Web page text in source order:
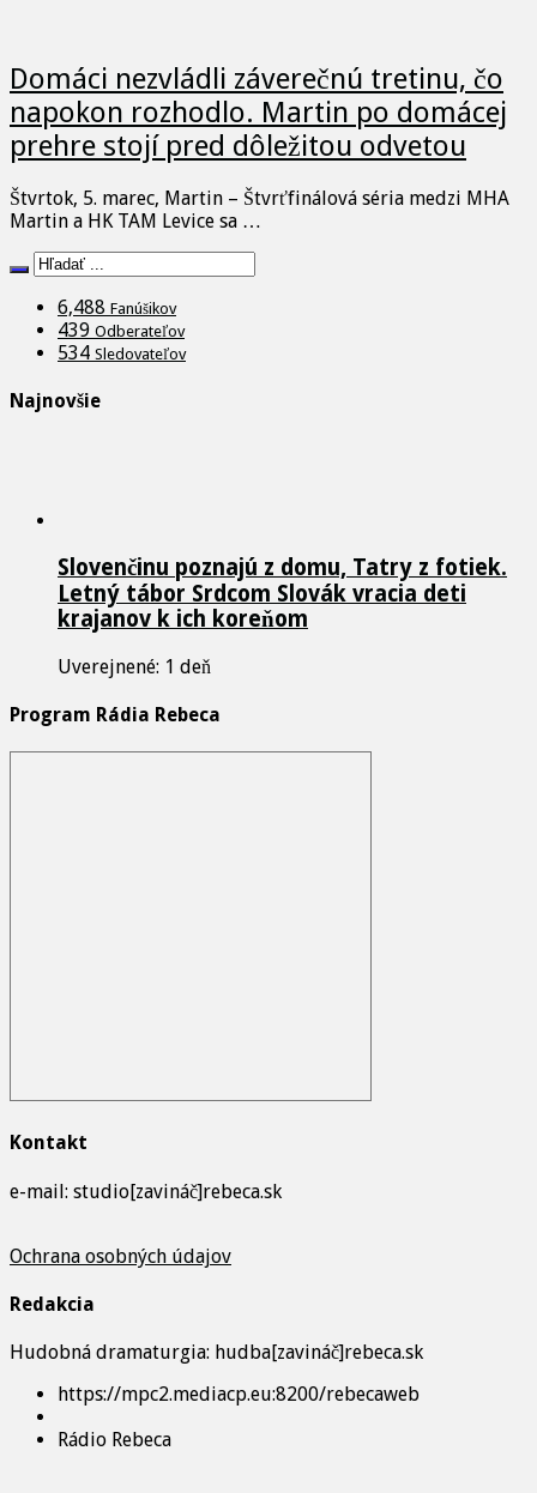
Domáci nezvládli záverečnú tretinu, čo
napokon rozhodlo. Martin po domácej
prehre stojí pred dôležitou odvetou
Štvrtok, 5. marec, Martin – Štvrťfinálová séria medzi MHA
Martin a HK TAM Levice sa …
6,488 Fanúšikov
439 Odberateľov
534 Sledovateľov
Najnovšie
Slovenčinu poznajú z domu, Tatry z fotiek.
Letný tábor Srdcom Slovák vracia deti
krajanov k ich koreňom
Uverejnené: 1 deň
Program Rádia Rebeca
Kontakt
e-mail: studio[zavináč]rebeca.sk
Ochrana osobných údajov
Redakcia
Hudobná dramaturgia: hudba[zavináč]rebeca.sk
https://mpc2.mediacp.eu:8200/rebecaweb
Rádio Rebeca